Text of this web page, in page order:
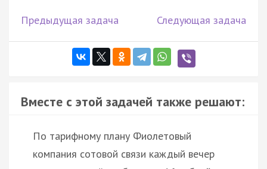
Предыдущая задача Следующая задача
Вместе с этой задачей также решают:
По тарифному плану Фиолетовый
компания сотовой связи каждый вечер